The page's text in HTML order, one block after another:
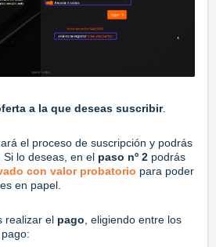
a la que deseas suscribir.
el proceso de suscripción y podrás
lo deseas, en el paso nº 2 podrás
con valor probatorio para poder
en papel.
realizar el pago , eligiendo entre los